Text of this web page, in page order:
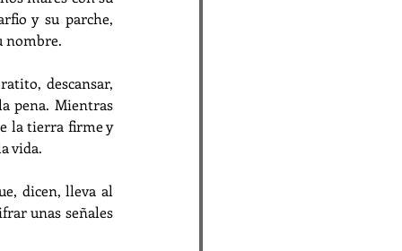
y su parche,
nombre.
descansar,
pena. Mientras
la tierra firme y
vida.
dicen, lleva al
unas señales